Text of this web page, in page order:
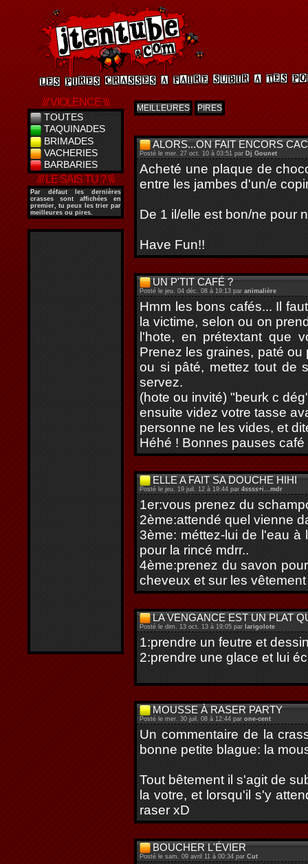
/// VIOLENCE \\\
TOUTES
TAQUINADES
BRIMADES
VACHERIES
BARBARIES
/// LE SAIS TU ? \\\
Par défaut les dernières
crasses sont affichées en
premier, tu peux les trier par
meilleures ou pires.
MEILLEURES PIRES
ALORS...ON FAIT ENCORS
Posté le mer. 27 oct. 10 à 03:51 par Dj Gounet
Acheté une plaque de
entre les jambes d'un/e
De 1 il/elle est bon/ne pour
Have Fun!!
UN P'TIT CAFÉ ?
Posté le jeu. 04 déc. 08 à 19:13 par animalière
Hmm les bons cafés... Il
la victime, selon ou on
l'hote, en prétextant que
Prenez les graines, paté
ou si pâté, mettez tout de
servez.
(hote ou invité) "beurk c
ensuite videz votre tasse
personne ne les vides, et
Héhé ! Bonnes pauses café
ELLE A FAIT SA DOUCHE HIHI
Posté le jeu. 19 juil. 12 à 19:44 par 4ssss+i...mdr
1er:vous prenez du
2ème:attendé quel vienne
3ème: méttez-lui de l'eau
pour la rincé mdrr..
4ème:prenez du savon
cheveux et sur les
LA VENGANCE EST UN PLAT
Posté le dim. 13 oct. 13 à 19:05 par larigolote
1:prendre un feutre et
2:prendre une glace et lui
MOUSSE À RASER PARTY
Posté le mer. 30 juil. 08 à 12:44 par one-cent
Un commentaire de la
bonne petite blague: la
Tout bêtement il s'agit de
la votre, et lorsqu'il s'y
raser xD
BOUCHER L'ÉVIER
Posté le sam. 09 avril 11 à 00:34 par Cut